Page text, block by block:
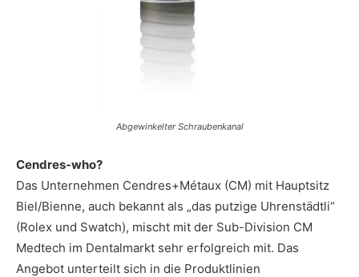
Abgewinkelter Schraubenkanal
Cendres-who?
Das Unternehmen Cendres+Métaux (CM) mit Hauptsitz
Biel/Bienne, auch bekannt als „das putzige Uhrenstädtli“
(Rolex und Swatch), mischt mit der Sub-Division CM
Medtech im Dentalmarkt sehr erfolgreich mit. Das
Angebot unterteilt sich in die Produktlinien